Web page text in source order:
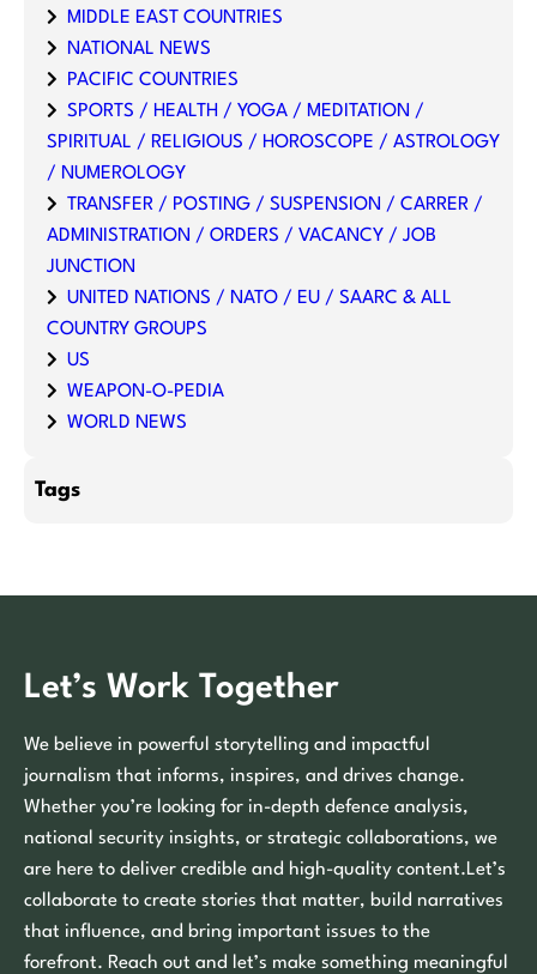
MIDDLE EAST COUNTRIES
NATIONAL NEWS
PACIFIC COUNTRIES
SPORTS / HEALTH / YOGA / MEDITATION /
SPIRITUAL / RELIGIOUS / HOROSCOPE / ASTROLOGY
/ NUMEROLOGY
TRANSFER / POSTING / SUSPENSION / CARRER /
ADMINISTRATION / ORDERS / VACANCY / JOB
JUNCTION
UNITED NATIONS / NATO / EU / SAARC & ALL
COUNTRY GROUPS
US
WEAPON-O-PEDIA
WORLD NEWS
Tags
Let’s Work Together
We believe in powerful storytelling and impactful
journalism that informs, inspires, and drives change.
Whether you’re looking for in-depth defence analysis,
national security insights, or strategic collaborations, we
are here to deliver credible and high-quality content.Let’s
collaborate to create stories that matter, build narratives
that influence, and bring important issues to the
forefront. Reach out and let’s make something meaningful